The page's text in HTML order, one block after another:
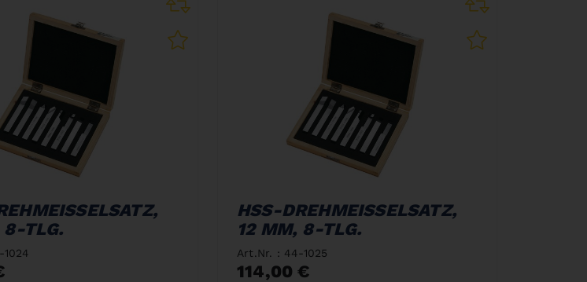
8-TLG.
HSS-DREHMEISSELSATZ,
12 MM, 8-TLG.
Art.Nr. : 44-1025
114,00 €